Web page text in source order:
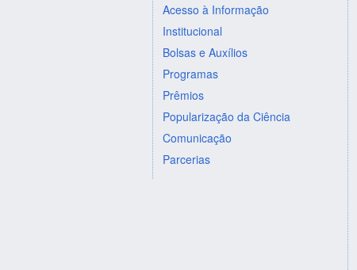
Acesso à Informação
Institucional
Bolsas e Auxílios
Programas
Prêmios
Popularização da Ciência
Comunicação
Parcerias